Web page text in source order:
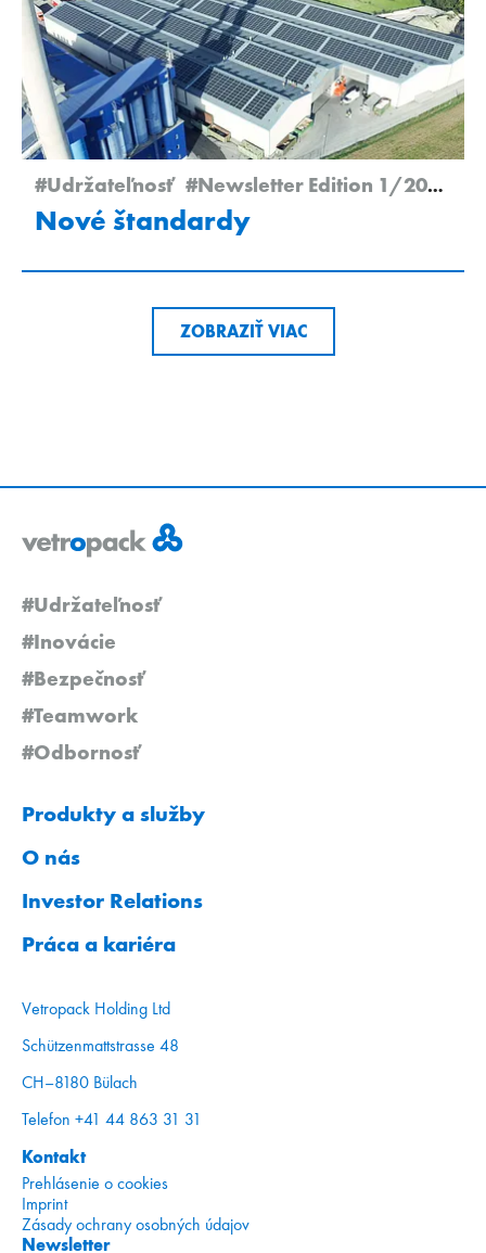
#Udržateľnosť #Newsletter Edition 1/2024
Nové štandardy
ZOBRAZIŤ VIAC
#Udržateľnosť
#Inovácie
#Bezpečnosť
#Teamwork
#Odbornosť
Produkty a služby
O nás
Investor Relations
Práca a kariéra
Vetropack Holding Ltd
Schützenmattstrasse 48
CH–8180 Bülach
Telefon +41 44 863 31 31
Kontakt
Prehlásenie o cookies
Imprint
Zásady ochrany osobných údajov
Newsletter